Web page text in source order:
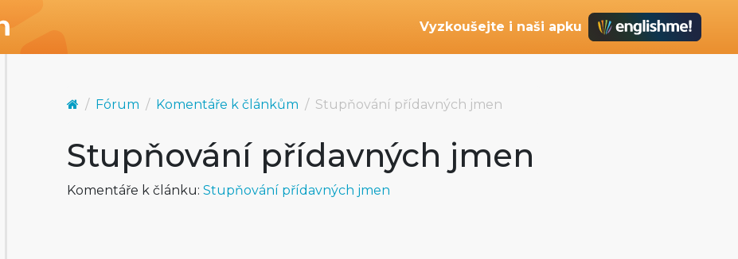
Vyzkoušejte i naši apku
Fórum Komentáře k článkům Stupňování přídavných jmen
Stupňování přídavných jmen
Komentáře k článku: Stupňování přídavných jmen